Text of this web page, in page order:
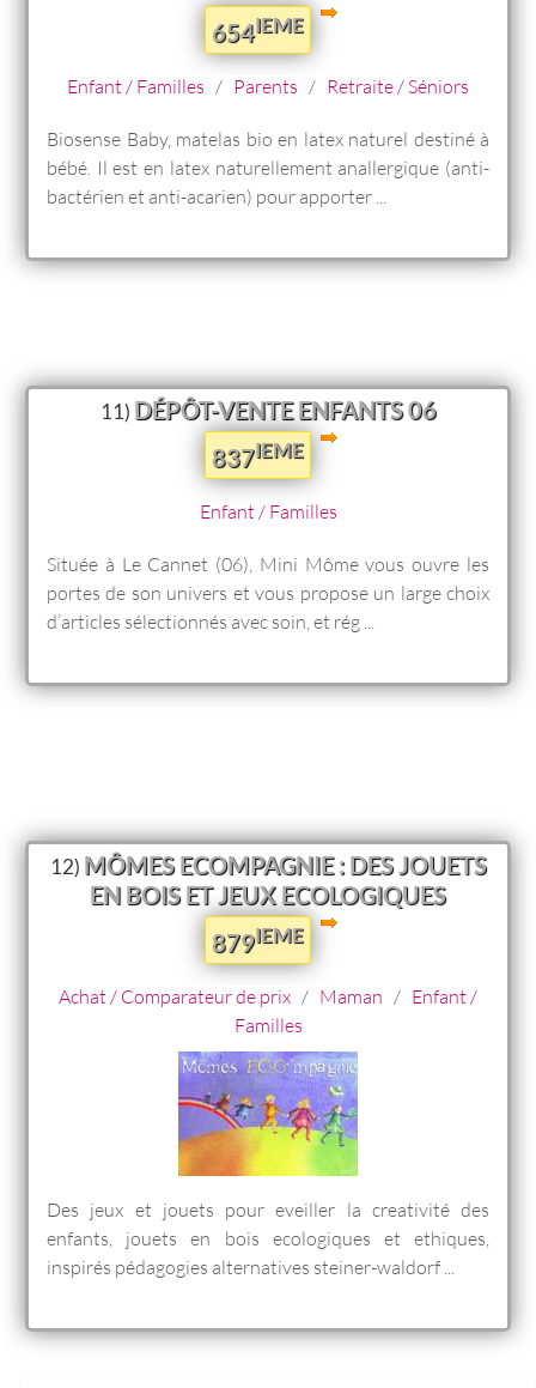
654IEME
Enfant / Familles / Parents / Retraite / Séniors
Biosense Baby, matelas bio en latex naturel destiné à
bébé. Il est en latex naturellement anallergique (anti-
bactérien et anti-acarien) pour apporter ...
11) DÉPÔT-VENTE ENFANTS 06
837IEME
Enfant / Familles
Située à Le Cannet (06), Mini Môme vous ouvre les
portes de son univers et vous propose un large choix
d’articles sélectionnés avec soin, et rég ...
12) MÔMES ECOMPAGNIE : DES JOUETS
EN BOIS ET JEUX ECOLOGIQUES
879IEME
Achat / Comparateur de prix / Maman / Enfant /
Familles
Des jeux et jouets pour eveiller la creativité des
enfants, jouets en bois ecologiques et ethiques,
inspirés pédagogies alternatives steiner-waldorf ...